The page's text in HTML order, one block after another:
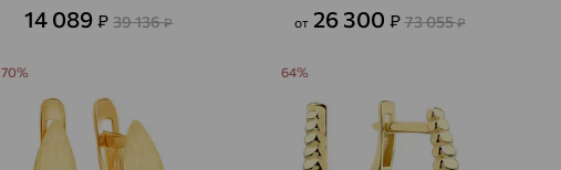
14 089₽ 39 136₽ от 26 300 ₽ 73 055₽
70% 64%